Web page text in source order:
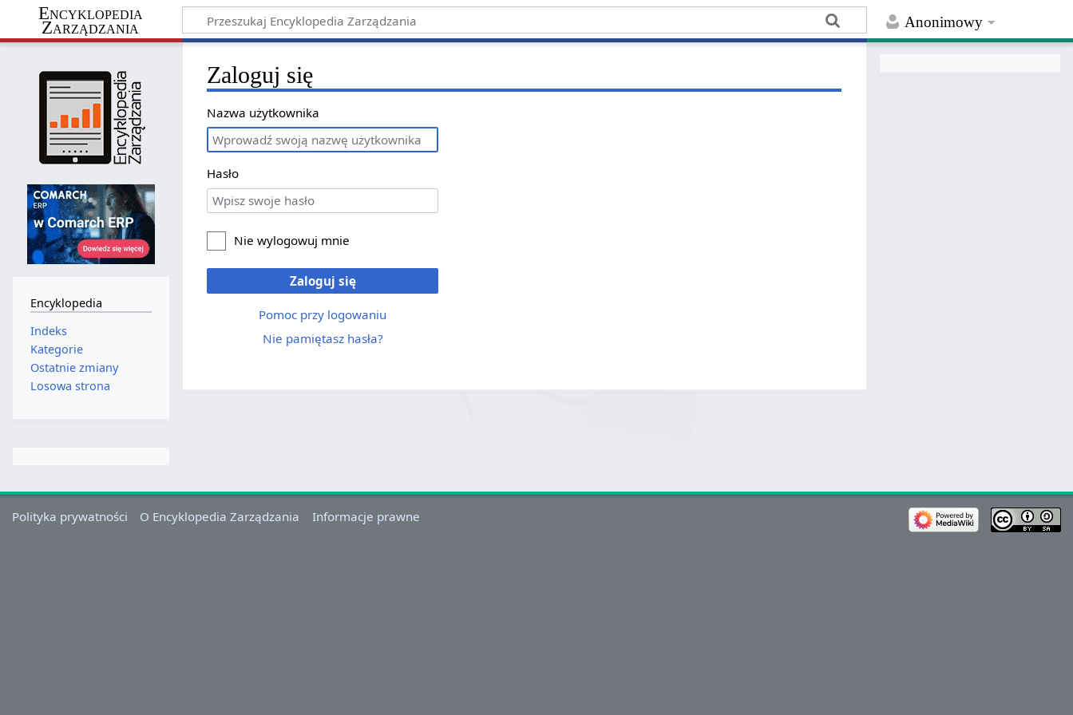
Anonimowy
Encyklopedia
Zarządzania
Zaloguj się
Nazwa użytkownika
Hasło
Nie wylogowuj mnie
Zaloguj się
Pomoc przy logowaniu
Nie pamiętasz hasła?
Encyklopedia
Indeks
Kategorie
Ostatnie zmiany
Losowa strona
Polityka prywatności O Encyklopedia Zarządzania Informacje prawne